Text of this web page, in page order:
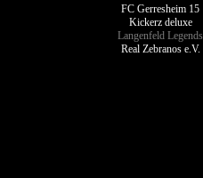
FC Gerresheim 15
Kickerz deluxe
Langenfeld Legends
Real Zebranos e.V.